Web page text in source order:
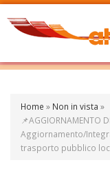
Home » Non in vista »
📌AGGIORNAMENTO
Aggiornamento/
trasporto pubblico